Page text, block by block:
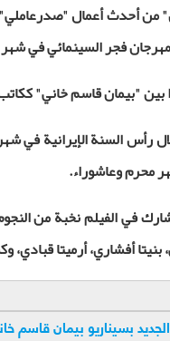
من أحدث أعمال
فجر السينمائي في
بين "بيمان قاسم خاني"
رأس السنة الإيرانية في
محرم وعاشوراء.
في الفيلم نخبة من
أفشاري، أرمیتا
بسيناريو بيمان قاسم